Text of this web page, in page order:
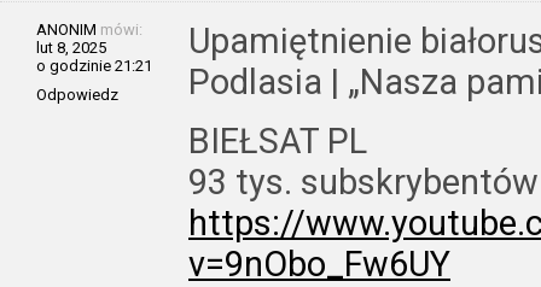
ANONIM mówi:
lut 8, 2025
o godzinie 21:21
Odpowiedz
Upamiętnienie
Podlasia | „Nasza
BIEŁSAT PL
93 tys. subskrybentów
https://
v=9nObo_Fw6UY